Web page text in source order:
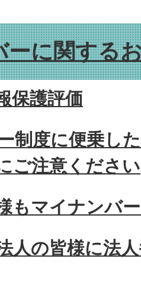
ーに関する
保護評価
制度に便乗し
ご注意ください
もマイナンバ
人の皆様に法